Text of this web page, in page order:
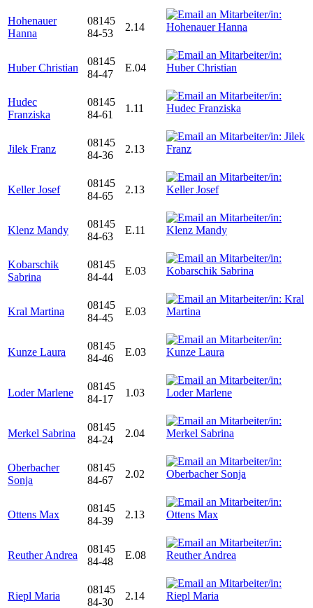
Hohenauer
Hanna
08145
84-53
2.14
Huber Christian
08145
84-47
E.04
Hudec
Franziska
08145
84-61
1.11
Jilek Franz
08145
84-36
2.13
Keller Josef
08145
84-65
2.13
Klenz Mandy
08145
84-63
E.11
Kobarschik
Sabrina
08145
84-44
E.03
Kral Martina
08145
84-45
E.03
Kunze Laura
08145
84-46
E.03
Loder Marlene
08145
84-17
1.03
Merkel Sabrina
08145
84-24
2.04
Oberbacher
Sonja
08145
84-67
2.02
Ottens Max
08145
84-39
2.13
Reuther Andrea
08145
84-48
E.08
Riepl Maria
08145
84-30
2.14